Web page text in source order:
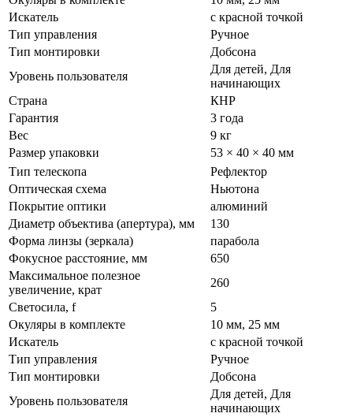
Искатель
с красной точкой
Тип управления
Ручное
Тип монтировки
Добсона
Уровень пользователя
Для детей, Для
начинающих
Страна
КНР
Гарантия
3 года
Вес
9 кг
Размер упаковки
53 × 40 × 40 мм
Тип телескопа
Рефлектор
Оптическая схема
Ньютона
Покрытие оптики
алюминий
Диаметр объектива (апертура), мм
130
Форма линзы (зеркала)
парабола
Фокусное расстояние, мм
650
Максимальное полезное
увеличение, крат
260
Светосила, f
5
Окуляры в комплекте
10 мм, 25 мм
Искатель
с красной точкой
Тип управления
Ручное
Тип монтировки
Добсона
Уровень пользователя
Для детей, Для
начинающих